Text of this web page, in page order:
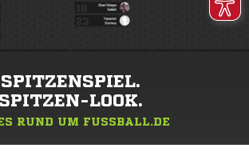
SPITZENSPIEL.
SPITZEN-LOOK.
RUND UM FUSSBALL.DE